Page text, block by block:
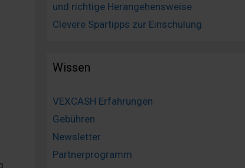
und richtige Herangehensweise
Clevere Spartipps zur Einschulung
Wissen
VEXCASH Erfahrungen
Gebühren
Newsletter
Partnerprogramm